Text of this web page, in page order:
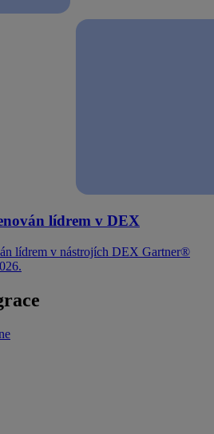
lídrem v DEX
lídrem v nástrojích DEX Gartner®